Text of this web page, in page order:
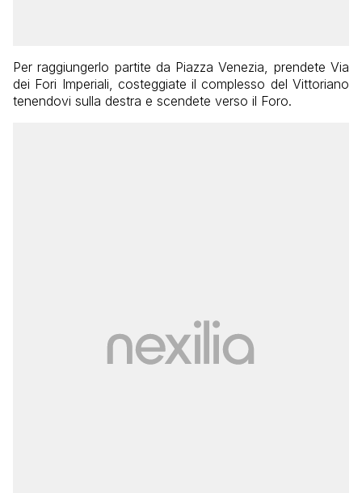
Per raggiungerlo partite da Piazza Venezia, prendete Via
dei Fori Imperiali, costeggiate il complesso del Vittoriano
tenendovi sulla destra e scendete verso il Foro.